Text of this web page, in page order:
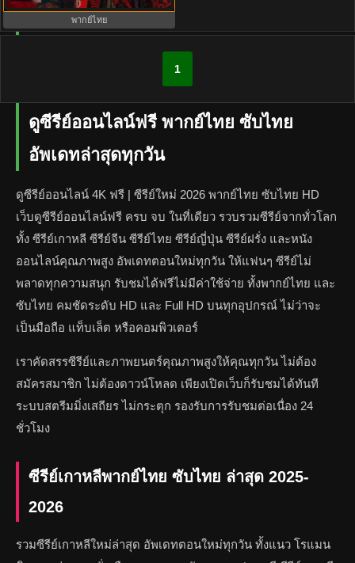
พากย์ไทย
1
ดูซีรีย์ออนไลน์ฟรี พากย์ไทย ซับไทย
อัพเดทล่าสุดทุกวัน
ดูซีรีย์ออนไลน์ 4K ฟรี | ซีรีย์ใหม่ 2026 พากย์ไทย ซับไทย HD
เว็บดูซีรีย์ออนไลน์ฟรี ครบ จบ ในที่เดียว รวบรวมซีรีย์จากทั่วโลก
ทั้ง ซีรีย์เกาหลี ซีรีย์จีน ซีรีย์ไทย ซีรีย์ญี่ปุ่น ซีรีย์ฝรั่ง และหนัง
ออนไลน์คุณภาพสูง อัพเดทตอนใหม่ทุกวัน ให้แฟนๆ ซีรีย์ไม่
พลาดทุกความสนุก รับชมได้ฟรีไม่มีค่าใช้จ่าย ทั้งพากย์ไทย และ
ซับไทย คมชัดระดับ HD และ Full HD บนทุกอุปกรณ์ ไม่ว่าจะ
เป็นมือถือ แท็บเล็ต หรือคอมพิวเตอร์
เราคัดสรรซีรีย์และภาพยนตร์คุณภาพสูงให้คุณทุกวัน ไม่ต้อง
สมัครสมาชิก ไม่ต้องดาวน์โหลด เพียงเปิดเว็บก็รับชมได้ทันที
ระบบสตรีมมิ่งเสถียร ไม่กระตุก รองรับการรับชมต่อเนื่อง 24
ชั่วโมง
ซีรีย์เกาหลีพากย์ไทย ซับไทย ล่าสุด 2025-
2026
รวมซีรีย์เกาหลีใหม่ล่าสุด อัพเดทตอนใหม่ทุกวัน ทั้งแนว โรแมน